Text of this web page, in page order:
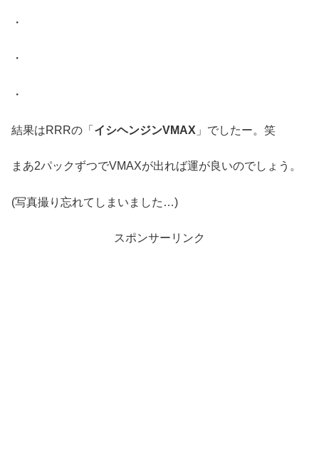
・
・
・
結果はRRRの「 イシヘンジンVMAX 」でしたー。笑
まあ2パックずつでVMAXが出れば運が良いのでしょう。
(写真撮り忘れてしまいました…)
スポンサーリンク